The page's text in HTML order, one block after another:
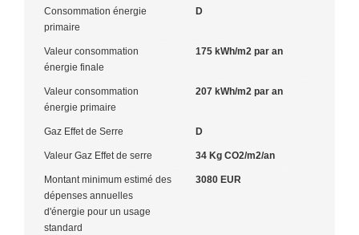
Consommation énergie
primaire
D
Valeur consommation
énergie finale
175 kWh/m2 par an
Valeur consommation
énergie primaire
207 kWh/m2 par an
Gaz Effet de Serre D
Valeur Gaz Effet de serre 34 Kg CO2/m2/an
Montant minimum estimé des
dépenses annuelles
d'énergie pour un usage
standard
3080 EUR